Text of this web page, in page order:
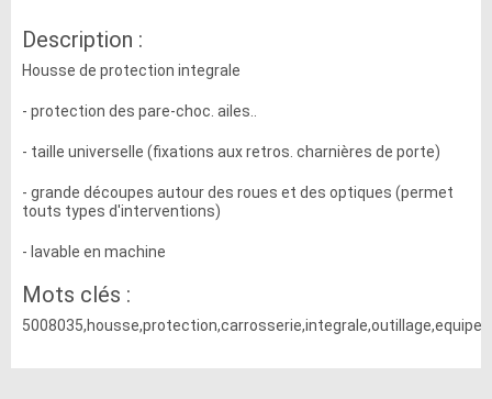
Description :
Housse de protection integrale
- protection des pare-choc. ailes..
- taille universelle (fixations aux retros. charnières de porte)
- grande découpes autour des roues et des optiques (permet
touts types d'interventions)
- lavable en machine
Mots clés :